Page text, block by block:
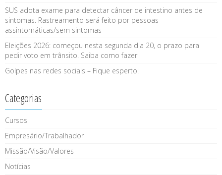
SUS adota exame para detectar câncer de intestino antes de
sintomas. Rastreamento será feito por pessoas
assintomáticas/sem sintomas
Eleições 2026: começou nesta segunda dia 20, o prazo para
pedir voto em trânsito. Saiba como fazer
Golpes nas redes sociais – Fique esperto!
Categorias
Cursos
Empresário/Trabalhador
Missão/Visão/Valores
Notícias